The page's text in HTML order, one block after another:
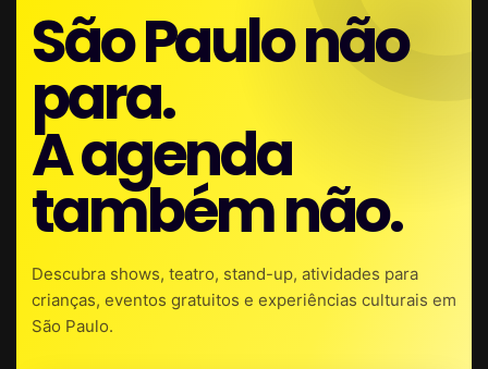
São Paulo não
para.
A agenda
também não.
Descubra shows, teatro, stand-up, atividades para
crianças, eventos gratuitos e experiências culturais em
São Paulo.